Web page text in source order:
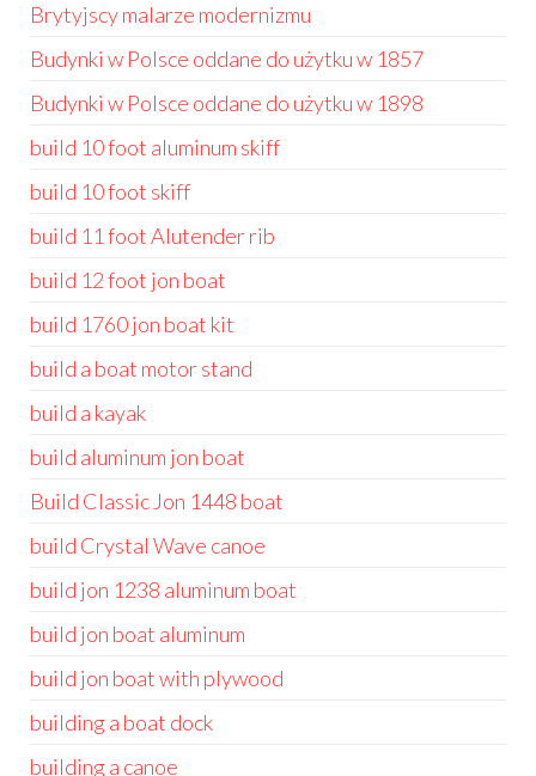
Brytyjscy malarze modernizmu
Budynki w Polsce oddane do użytku w 1857
Budynki w Polsce oddane do użytku w 1898
build 10 foot aluminum skiff
build 10 foot skiff
build 11 foot Alutender rib
build 12 foot jon boat
build 1760 jon boat kit
build a boat motor stand
build a kayak
build aluminum jon boat
Build Classic Jon 1448 boat
build Crystal Wave canoe
build jon 1238 aluminum boat
build jon boat aluminum
build jon boat with plywood
building a boat dock
building a canoe